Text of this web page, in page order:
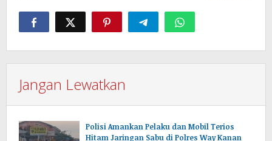
Jangan Lewatkan
Polisi Amankan Pelaku dan Mobil Terios
Hitam Jaringan Sabu di Polres Way Kanan